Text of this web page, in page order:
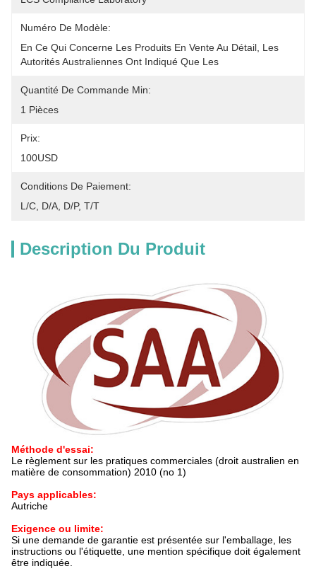
Numéro De Modèle:
En Ce Qui Concerne Les Produits En Vente Au Détail, Les
Autorités Australiennes Ont Indiqué Que Les
Quantité De Commande Min:
1 Pièces
Prix:
100USD
Conditions De Paiement:
L/C, D/A, D/P, T/T
Description Du Produit
Méthode d'essai:
Le règlement sur les pratiques commerciales (droit australien en
matière de consommation) 2010 (no 1)
Pays applicables:
Autriche
Exigence ou limite:
Si une demande de garantie est présentée sur l'emballage, les
instructions ou l'étiquette, une mention spécifique doit également
être indiquée.